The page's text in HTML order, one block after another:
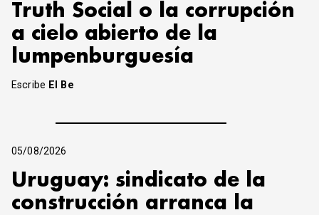
Truth Social o la corrupción
a cielo abierto de la
lumpenburguesía
Escribe El Be
05/08/2026
Uruguay: sindicato de la
construcción arranca la